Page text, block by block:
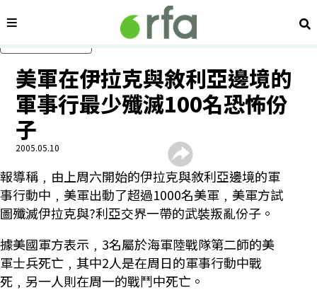
內容分類 搜
美軍在伊拉克與敘利亞邊境的
軍事行最少殲滅100名恐怖份
子
2005.05.10
報導稱﹐由上周六開始的伊拉克與敘利亞邊境的軍
事行動中﹐美軍出動了超過1000名美軍﹐美軍方試
圖殲滅伊拉克與?利亞交界一帶的武裝叛亂份子。
據美國軍方表示﹐3名屬於海軍陸戰隊第二師的美
軍士兵死亡﹐其中2人是在周日的軍事行動中戰
死﹐另一人則在周一的戰鬥中死亡。